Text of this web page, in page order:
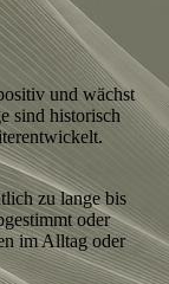
und wächst
sind historisch
zu lange bis
oder
im Alltag oder